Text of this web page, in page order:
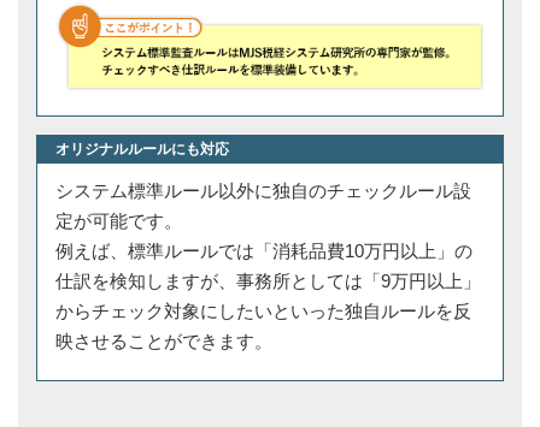
オリジナルルールにも対応
システム標準ルール以外に独自のチェックルール設
定が可能です。
例えば、標準ルールでは「消耗品費10万円以上」の
仕訳を検知しますが、事務所としては「9万円以上」
からチェック対象にしたいといった独自ルールを反
映させることができます。